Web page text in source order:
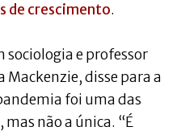
de crescimento.
sociologia e professor
disse para a
foi uma das
não a única. “É